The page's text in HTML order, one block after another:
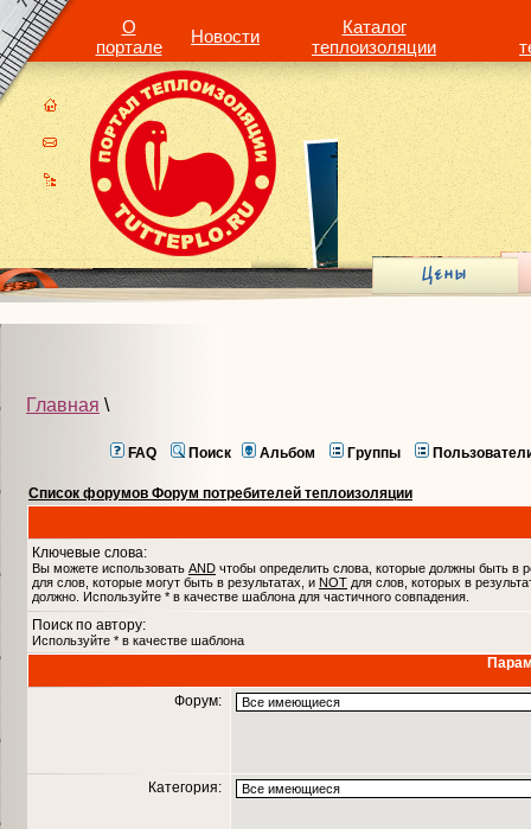
О
портале
Новости
Каталог
теплоизоляции
Главная \
FAQ Поиск Альбом Группы
Список форумов Форум потребителей теплоизоляции
Ключевые слова:
Вы можете использовать AND чтобы определить слова, которые должны быть в
для слов, которые могут быть в результатах, и NOT для слов, которых в
должно. Используйте * в качестве шаблона для частичного совпадения.
Поиск по автору:
Используйте * в качестве шаблона
Форум:
Категория: